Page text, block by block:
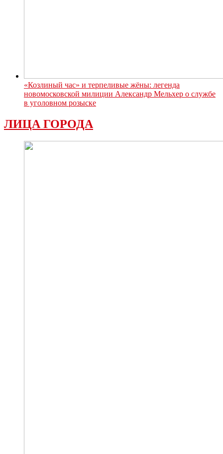
«Козлиный час» и терпеливые жёны: легенда
новомосковской милиции Александр Мельхер о службе
в уголовном розыске
ЛИЦА ГОРОДА